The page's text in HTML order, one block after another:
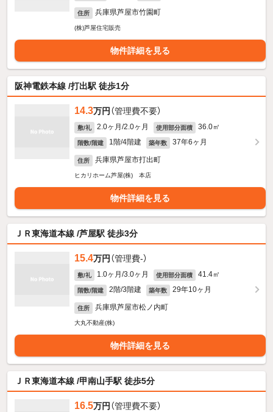
住所 兵庫県芦屋市竹園町
(株)芦屋住宅販売
物件詳細を見る
阪神電鉄本線 /打出駅 徒歩1分
14.3万円 （管理費不要）
敷/礼 2.0ヶ月/2.0ヶ月 使用部分面積 36.0㎡
階数/階建 1階/4階建 築年数 37年6ヶ月
住所 兵庫県芦屋市打出町
ヒカリホーム芦屋(株) 本店
物件詳細を見る
ＪＲ東海道本線 /芦屋駅 徒歩3分
15.4万円 （管理費-）
敷/礼 1.0ヶ月/3.0ヶ月 使用部分面積 41.4㎡
階数/階建 2階/3階建 築年数 29年10ヶ月
住所 兵庫県芦屋市松ノ内町
大丸不動産(株)
物件詳細を見る
ＪＲ東海道本線 /甲南山手駅 徒歩5分
16.5万円 （管理費不要）